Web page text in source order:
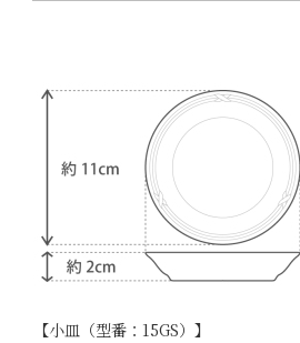
【小皿（型番：15GS）】